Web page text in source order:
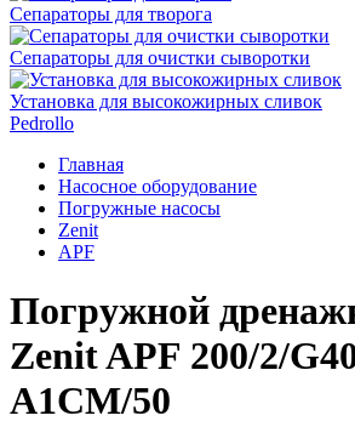
Сепараторы для творога
Сепараторы для очистки сыворотки
Установка для высокожирных сливок
Pedrollo
Главная
Насосное оборудование
Погружные насосы
Zenit
APF
Погружной
Zenit APF 200/2/
A1CM/50